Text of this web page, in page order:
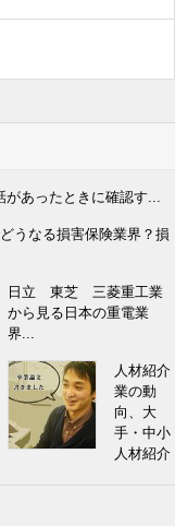
あったときに確認す...
うなる損害保険業界？損
日立 東芝 三菱重工業
から見る日本の重電業
界...
人材紹介
業の動
向、大
手・中小
人材紹介